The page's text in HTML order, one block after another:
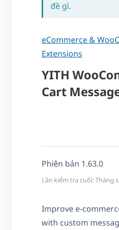
đề gì.
eCommerce &
Extensions
YITH
Cart
Phiên bản 1.63.0
Lần kiểm tra cuối: Tháng
Improve e-
with custom